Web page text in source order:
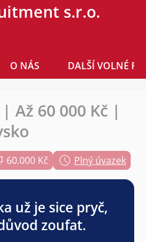
s.r.o.
O NÁS DALŠÍ VOLNÉ
Až 60 000 Kč |
60.000 Kč Plný úvazek
už je sice pryč,
zoufat.